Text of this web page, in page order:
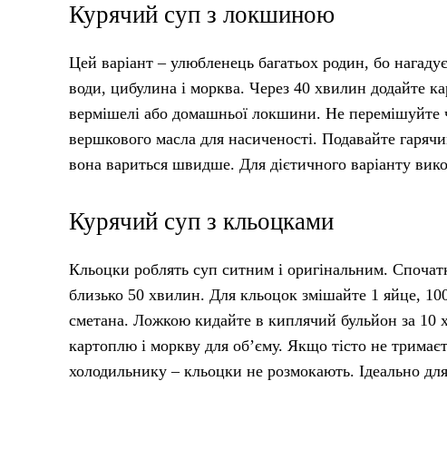
Курячий суп з локшиною
Цей варіант – улюбленець багатьох родин, бо
води, цибулина і морква. Через 40 хвилин додайте
вермішелі або домашньої локшини. Не перемішуйте
вершкового масла для насиченості. Подавайте
вона вариться швидше. Для дієтичного варіанту
Курячий суп з кльоцками
Кльоцки роблять суп ситним і оригінальним.
близько 50 хвилин. Для кльоцок змішайте 1 яйце,
сметана. Ложкою кидайте в киплячий бульйон за 10
картоплю і моркву для об’єму. Якщо тісто не
холодильнику – кльоцки не розмокають. Ідеально